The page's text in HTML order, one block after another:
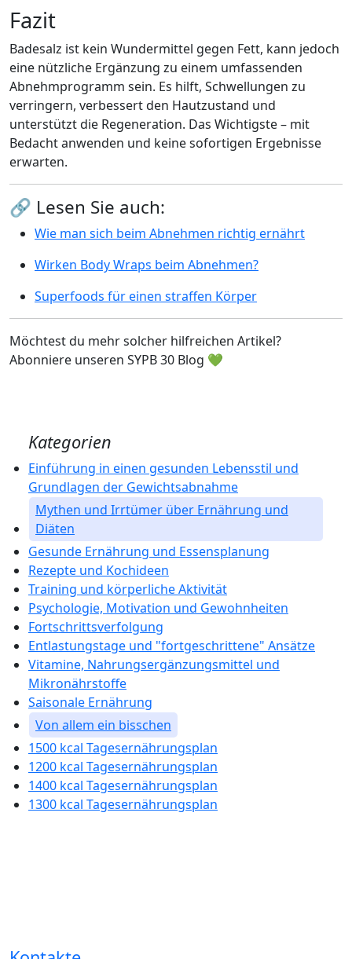
Fazit
Badesalz ist kein Wundermittel gegen Fett, kann jedoch
eine nützliche Ergänzung zu einem umfassenden
Abnehmprogramm sein. Es hilft, Schwellungen zu
verringern, verbessert den Hautzustand und
unterstützt die Regeneration. Das Wichtigste – mit
Bedacht anwenden und keine sofortigen Ergebnisse
erwarten.
🔗 Lesen Sie auch:
Wie man sich beim Abnehmen richtig ernährt
Wirken Body Wraps beim Abnehmen?
Superfoods für einen straffen Körper
Möchtest du mehr solcher hilfreichen Artikel?
Abonniere unseren SYPB 30 Blog 💚
Kategorien
Einführung in einen gesunden Lebensstil und
Grundlagen der Gewichtsabnahme
Mythen und Irrtümer über Ernährung und
Diäten
Gesunde Ernährung und Essensplanung
Rezepte und Kochideen
Training und körperliche Aktivität
Psychologie, Motivation und Gewohnheiten
Fortschrittsverfolgung
Entlastungstage und "fortgeschrittene" Ansätze
Vitamine, Nahrungsergänzungsmittel und
Mikronährstoffe
Saisonale Ernährung
Von allem ein bisschen
1500 kcal Tagesernährungsplan
1200 kcal Tagesernährungsplan
1400 kcal Tagesernährungsplan
1300 kcal Tagesernährungsplan